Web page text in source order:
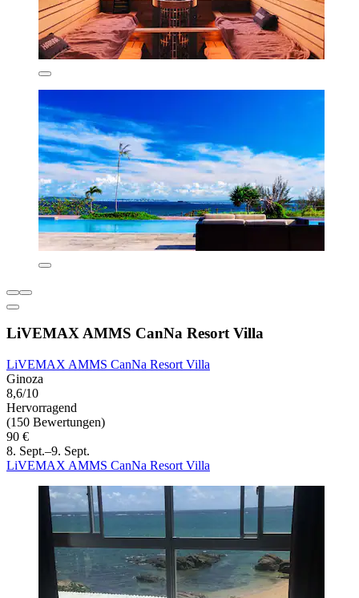
LiVEMAX AMMS CanNa Resort Villa
LiVEMAX AMMS CanNa Resort Villa
Ginoza
8,6/10
Hervorragend
(150 Bewertungen)
90 €
8. Sept.–9. Sept.
LiVEMAX AMMS CanNa Resort Villa